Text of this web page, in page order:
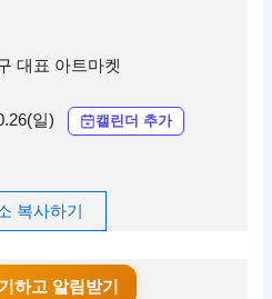
대표 아트마켓
일) 캘린더 추가
복사하기
하고 알림받기